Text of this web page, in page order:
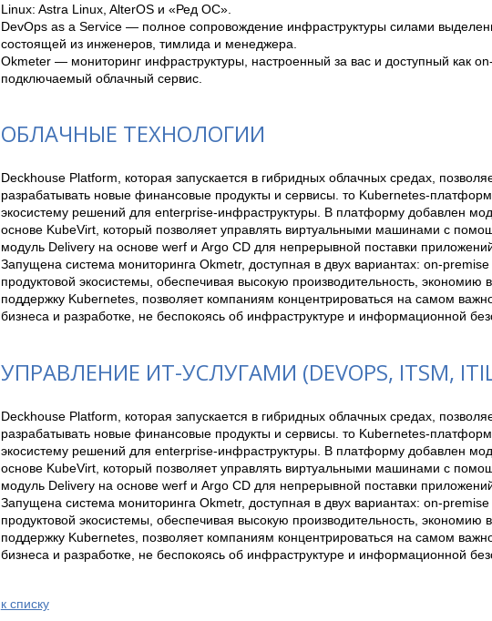
Linux: Astra Linux, AlterOS и «Ред ОС».
DevOps as a Service — полное сопровождение инфраструктуры силами
состоящей из инженеров, тимлида и менеджера.
Okmeter — мониторинг инфраструктуры, настроенный за вас и доступный как
подключаемый облачный сервис.
ОБЛАЧНЫЕ ТЕХНОЛОГИИ
Deckhouse Platform, которая запускается в гибридных облачных средах,
разрабатывать новые финансовые продукты и сервисы. то Kubernetes-
экосистему решений для enterprise-инфраструктуры. В платформу добавлен
основе KubeVirt, который позволяет управлять виртуальными машинами с
модуль Delivery на основе werf и Argo CD для непрерывной поставки
Запущена система мониторинга Okmetr, доступная в двух вариантах: on-
продуктовой экосистемы, обеспечивая высокую производительность, экономию
поддержку Kubernetes, позволяет компаниям концентрироваться на самом
бизнеса и разработке, не беспокоясь об инфраструктуре и информационной
УПРАВЛЕНИЕ ИТ-УСЛУГАМИ (DEVOPS, ITSM,
Deckhouse Platform, которая запускается в гибридных облачных средах,
разрабатывать новые финансовые продукты и сервисы. то Kubernetes-
экосистему решений для enterprise-инфраструктуры. В платформу добавлен
основе KubeVirt, который позволяет управлять виртуальными машинами с
модуль Delivery на основе werf и Argo CD для непрерывной поставки
Запущена система мониторинга Okmetr, доступная в двух вариантах: on-
продуктовой экосистемы, обеспечивая высокую производительность, экономию
поддержку Kubernetes, позволяет компаниям концентрироваться на самом
бизнеса и разработке, не беспокоясь об инфраструктуре и информационной
к спиcку